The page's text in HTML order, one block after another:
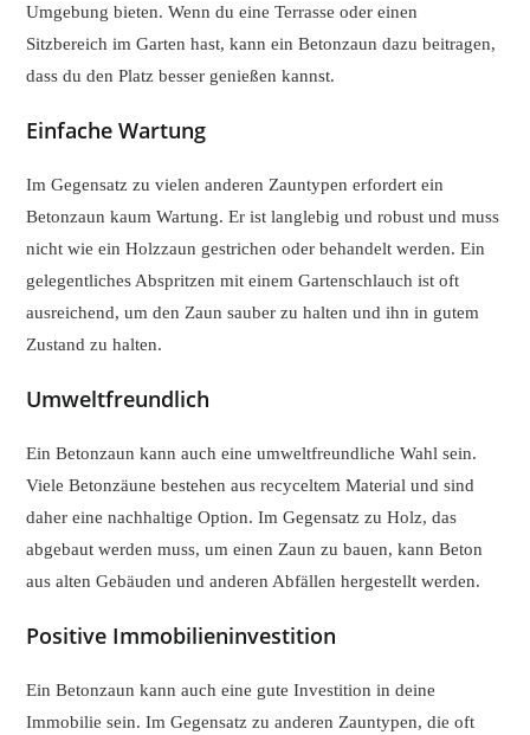
Umgebung bieten. Wenn du eine Terrasse oder einen
Sitzbereich im Garten hast, kann ein Betonzaun dazu beitragen,
dass du den Platz besser genießen kannst.
Einfache Wartung
Im Gegensatz zu vielen anderen Zauntypen erfordert ein
Betonzaun kaum Wartung. Er ist langlebig und robust und muss
nicht wie ein Holzzaun gestrichen oder behandelt werden. Ein
gelegentliches Abspritzen mit einem Gartenschlauch ist oft
ausreichend, um den Zaun sauber zu halten und ihn in gutem
Zustand zu halten.
Umweltfreundlich
Ein Betonzaun kann auch eine umweltfreundliche Wahl sein.
Viele Betonzäune bestehen aus recyceltem Material und sind
daher eine nachhaltige Option. Im Gegensatz zu Holz, das
abgebaut werden muss, um einen Zaun zu bauen, kann Beton
aus alten Gebäuden und anderen Abfällen hergestellt werden.
Positive Immobilieninvestition
Ein Betonzaun kann auch eine gute Investition in deine
Immobilie sein. Im Gegensatz zu anderen Zauntypen, die oft